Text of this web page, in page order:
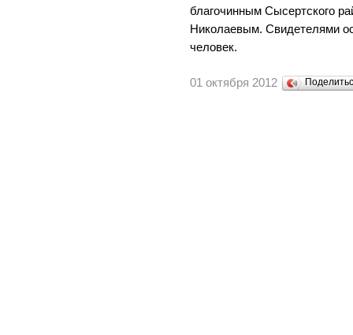
благочинным Сысертского
Николаевым. Свидетелями
человек.
01 октября 2012